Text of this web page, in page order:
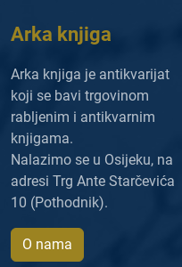
Arka knjiga
Arka knjiga je antikvarijat
koji se bavi trgovinom
rabljenim i antikvarnim
knjigama.
Nalazimo se u Osijeku, na
adresi Trg Ante Starčevića
10 (Pothodnik).
O nama